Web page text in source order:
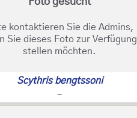
kontaktieren Sie die Admins,
Sie dieses Foto zur Verfügung
stellen möchten.
Scythris bengtssoni
-